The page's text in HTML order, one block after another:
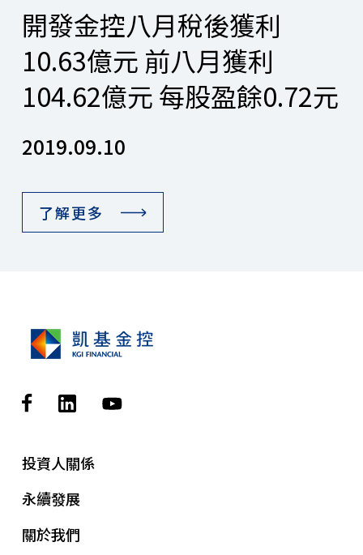
開發金控八月稅後獲利
10.63億元 前八月獲利
104.62億元 每股盈餘0.72元
2019.09.10
了解更多
投資人關係
永續發展
關於我們